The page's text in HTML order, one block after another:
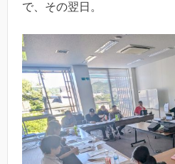
で、その翌日。